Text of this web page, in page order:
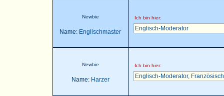
Newbie
Name: Englischmaster
Ich bin hier:
Englisch-Moderator
Newbie
Name: Harzer
Ich bin hier:
Englisch-Moderator,